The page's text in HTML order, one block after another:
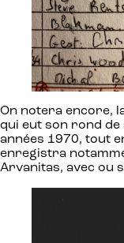
On notera encore,
qui eut son rond
années 1970, tout
enregistra
Arvanitas, avec ou